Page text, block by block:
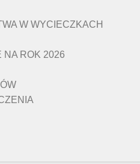
W WYCIECZKACH
NA ROK 2026